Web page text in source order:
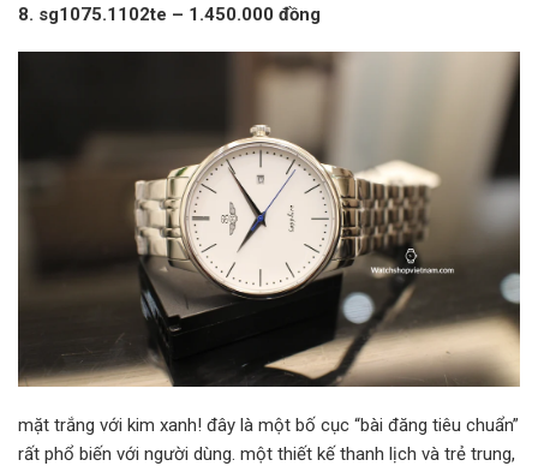
8. sg1075.1102te – 1.450.000 đồng
mặt trắng với kim xanh! đây là một bố cục “bài đăng tiêu chuẩn”
rất phổ biến với người dùng. một thiết kế thanh lịch và trẻ trung,